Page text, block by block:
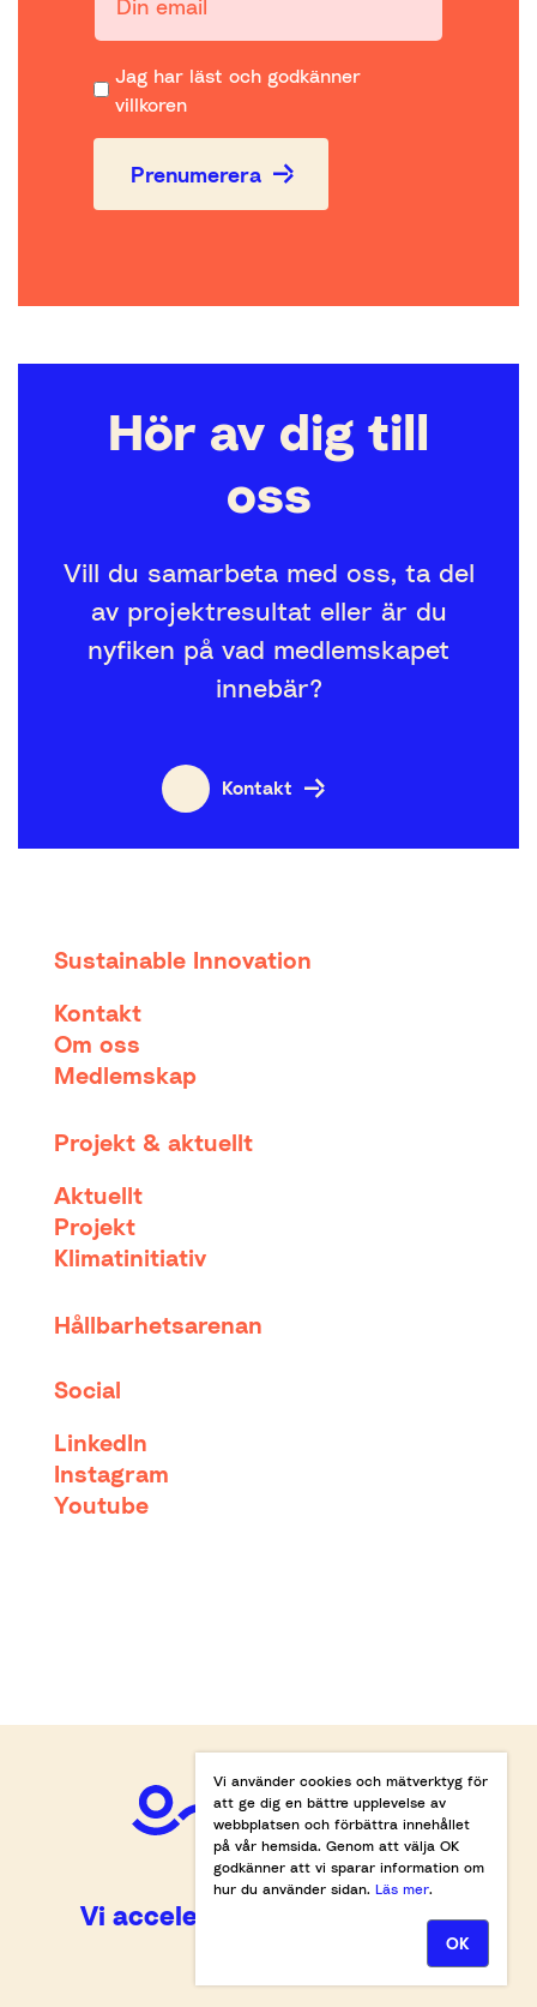
Jag har läst och godkänner
villkoren
Prenumerera
Hör av dig till
oss
Vill du samarbeta med oss, ta del
av projektresultat eller är du
nyfiken på vad medlemskapet
innebär?
Kontakt
Sustainable Innovation
Kontakt
Om oss
Medlemskap
Projekt & aktuellt
Aktuellt
Projekt
Klimatinitiativ
Hållbarhetsarenan
Social
LinkedIn
Instagram
Youtube
Vi accelererar omställningen.
Vi använder cookies och mätverktyg för
att ge dig en bättre upplevelse av
webbplatsen och förbättra innehållet
på vår hemsida. Genom att välja OK
godkänner att vi sparar information om
hur du använder sidan. Läs mer.
OK